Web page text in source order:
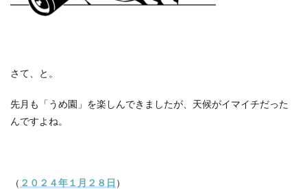
さて、と。
先月も「うめ園」を楽しんできましたが、天候がイマイチだった
んですよね。
（ ２０２４年１月２８日 ）